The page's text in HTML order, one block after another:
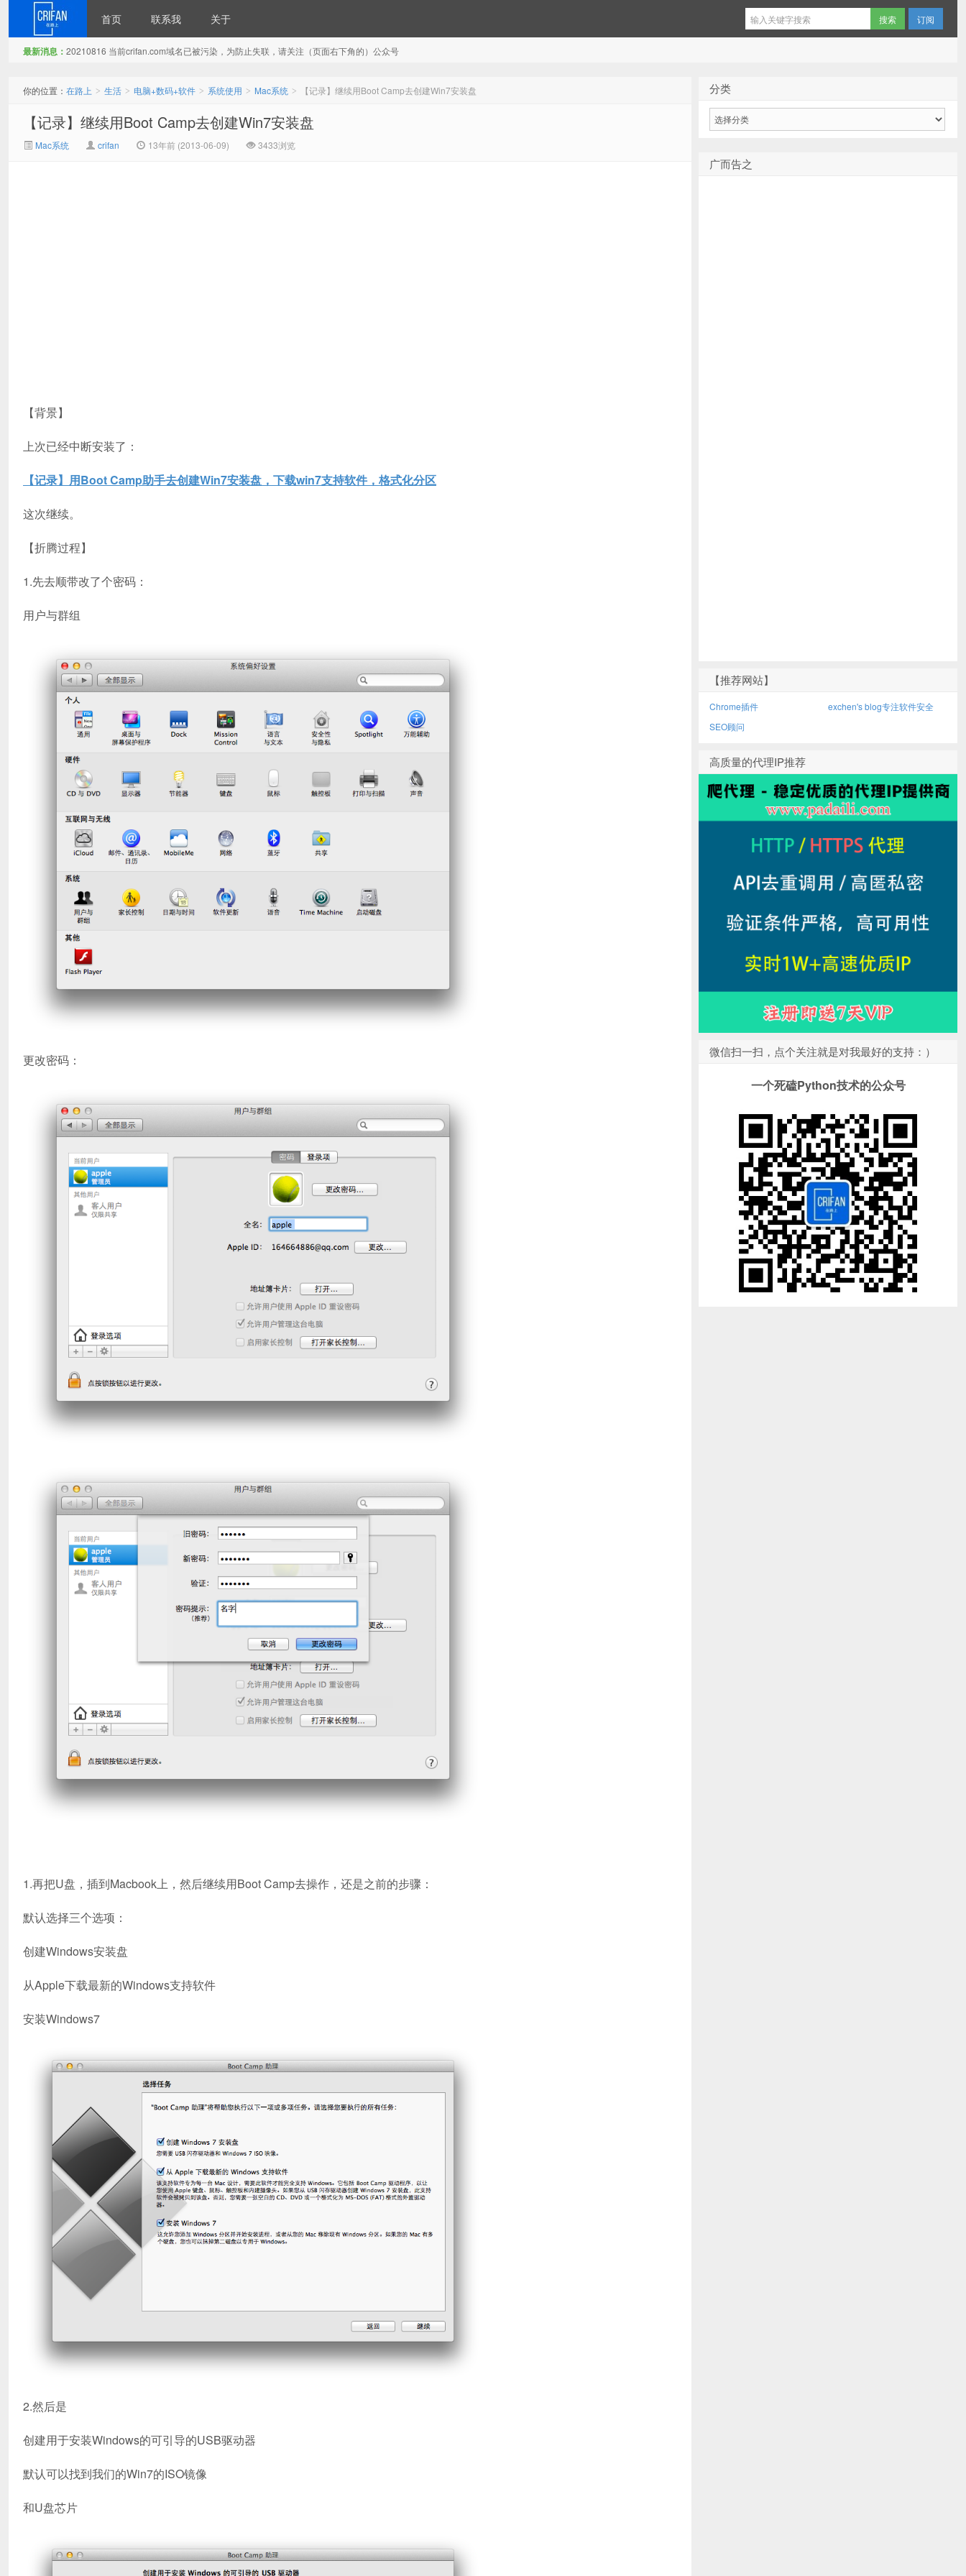
首页 联系我 关于 订阅
最新消息： 20210816 当前crifan.com域名已被污染，为防止失联，请关注（页面右下角的）公众号
你的位置： 在路上 > 生活 > 电脑+数码+软件 > 系统使用 > Mac系统 > 【记录】继续用Boot Camp去创建Win7安装盘
【记录】继续用Boot Camp去创建Win7安装盘
Mac系统 crifan 13年前 (2013-06-09) 3433浏览
【背景】
上次已经中断安装了：
【记录】用Boot Camp助手去创建Win7安装盘，下载win7支持软件，格式化分区
这次继续。
【折腾过程】
1.先去顺带改了个密码：
用户与群组
更改密码：
1.再把U盘，插到Macbook上，然后继续用Boot Camp去操作，还是之前的步骤：
默认选择三个选项：
创建Windows安装盘
从Apple下载最新的Windows支持软件
安装Windows7
2.然后是
创建用于安装Windows的可引导的USB驱动器
默认可以找到我们的Win7的ISO镜像
和U盘芯片
分类
广而告之
【推荐网站】
Chrome插件
exchen's blog专注软件安全
SEO顾问
高质量的代理IP推荐
微信扫一扫，点个关注就是对我最好的支持：）
一个死磕Python技术的公众号